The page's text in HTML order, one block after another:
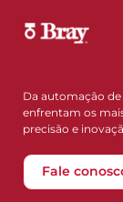
Da automação
enfrentam os
precisão e
Fale